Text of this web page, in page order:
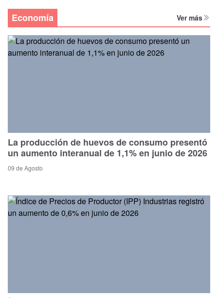
Economía Ver más
La producción de huevos de consumo presentó
un aumento interanual de 1,1% en junio de 2026
09 de Agosto